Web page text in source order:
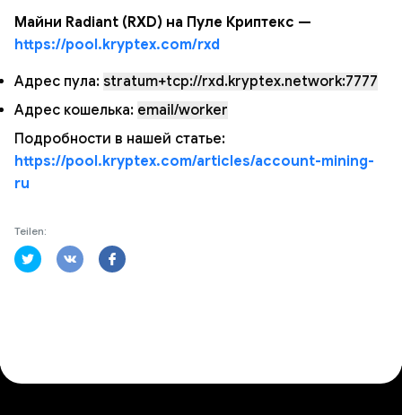
Майни Radiant (RXD) на Пуле Криптекс —
https://pool.kryptex.com/rxd
Адрес пула: stratum+tcp://rxd.kryptex.network:7777
Адрес кошелька: email/worker
Подробности в нашей статье:
https://pool.kryptex.com/articles/account-mining-
ru
Teilen: